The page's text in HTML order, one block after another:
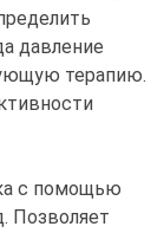
давление
терапию.
с помощью
Позволяет